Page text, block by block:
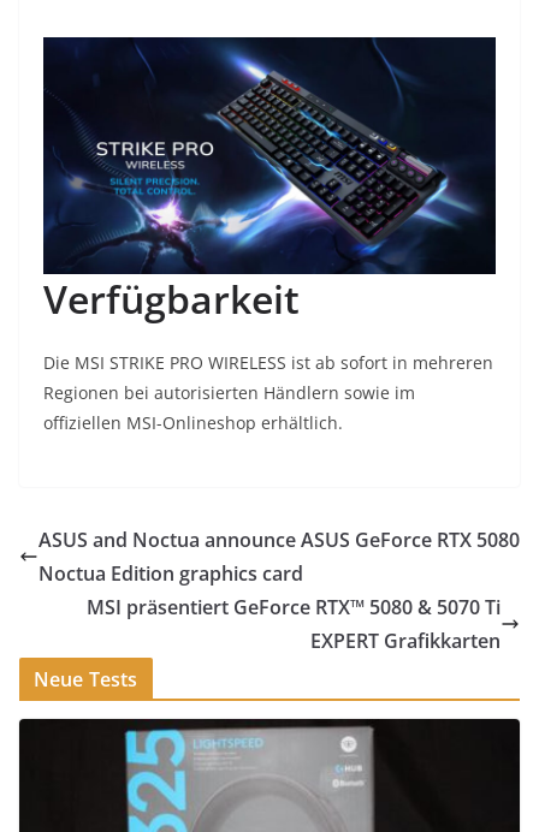
Verfügbarkeit
Die MSI STRIKE PRO WIRELESS ist ab sofort in mehreren
Regionen bei autorisierten Händlern sowie im
offiziellen MSI-Onlineshop erhältlich.
ASUS and Noctua announce ASUS GeForce RTX 5080
Noctua Edition graphics card
MSI präsentiert GeForce RTX™ 5080 & 5070 Ti
EXPERT Grafikkarten
Neue Tests